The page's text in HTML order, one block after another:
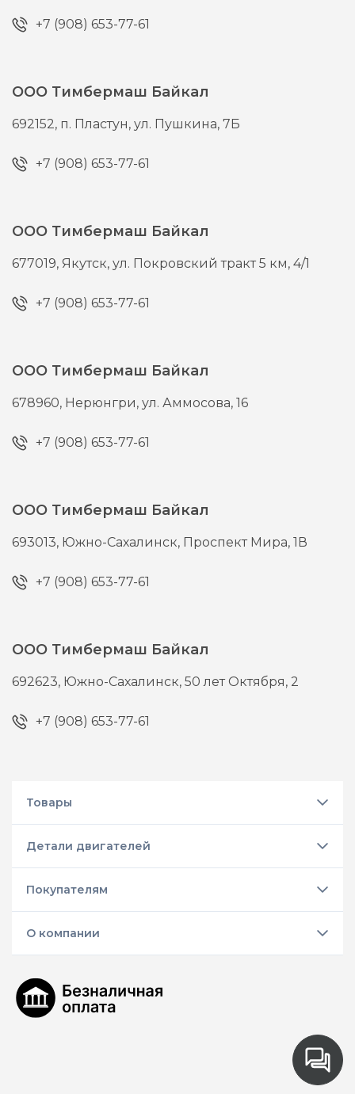
+7 (908) 653-77-61
ООО Тимбермаш Байкал
692152, п. Пластун,ул. Пушкина, 7Б
+7 (908) 653-77-61
ООО Тимбермаш Байкал
677019, Якутск,ул. Покровский тракт 5 км, 4/1
+7 (908) 653-77-61
ООО Тимбермаш Байкал
678960, Нерюнгри,ул. Аммосова, 16
+7 (908) 653-77-61
ООО Тимбермаш Байкал
693013, Южно-Сахалинск, Проспект Мира, 1В
+7 (908) 653-77-61
ООО Тимбермаш Байкал
692623, Южно-Сахалинск,50 лет Октября, 2
+7 (908) 653-77-61
Товары
Детали двигателей
Покупателям
О компании